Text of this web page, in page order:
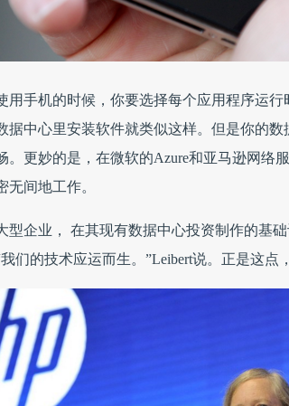
用手机的时候，你要选择每个应用程序运
据中心里安装软件就类似这样。但是你的
。更妙的是，在微软的Azure和亚马逊网络
无间地工作。
型企业， 在其现有数据中心投资制作的基
们的技术应运而生。”Leibert说。 正是这点